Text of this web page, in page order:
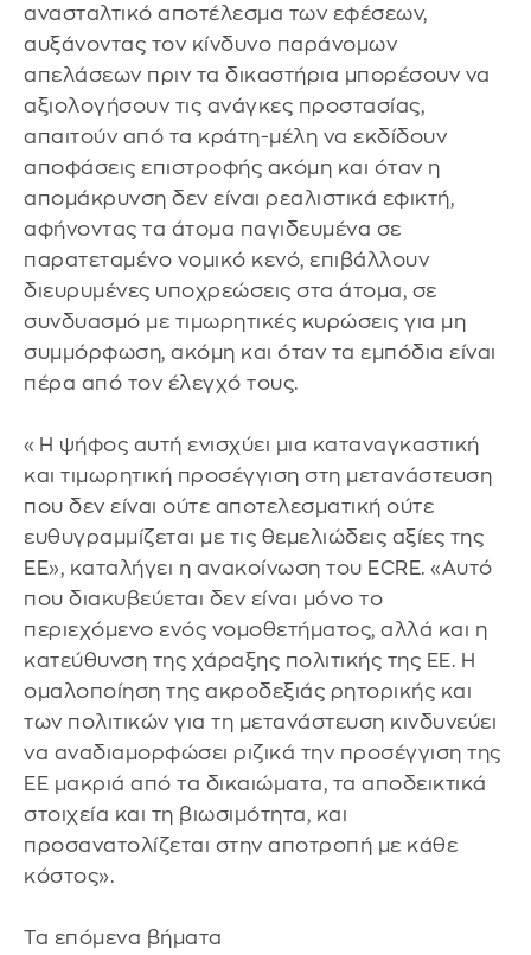
ανασταλτικό αποτέλεσμα των εφέσεων,
αυξάνοντας τον κίνδυνο παράνομων
απελάσεων πριν τα δικαστήρια μπορέσουν να
αξιολογήσουν τις ανάγκες προστασίας,
απαιτούν από τα κράτη-μέλη να εκδίδουν
αποφάσεις επιστροφής ακόμη και όταν η
απομάκρυνση δεν είναι ρεαλιστικά εφικτή,
αφήνοντας τα άτομα παγιδευμένα σε
παρατεταμένο νομικό κενό, επιβάλλουν
διευρυμένες υποχρεώσεις στα άτομα, σε
συνδυασμό με τιμωρητικές κυρώσεις για μη
συμμόρφωση, ακόμη και όταν τα εμπόδια είναι
πέρα ​από τον έλεγχό τους.
«Η ψήφος αυτή ενισχύει μια καταναγκαστική
και τιμωρητική προσέγγιση στη μετανάστευση
που δεν είναι ούτε αποτελεσματική ούτε
ευθυγραμμίζεται με τις θεμελιώδεις αξίες της
ΕΕ», καταλήγει η ανακοίνωση του ECRE. «Αυτό
που διακυβεύεται δεν είναι μόνο το
περιεχόμενο ενός νομοθετήματος, αλλά και η
κατεύθυνση της χάραξης πολιτικής της ΕΕ. Η
ομαλοποίηση της ακροδεξιάς ρητορικής και
των πολιτικών για τη μετανάστευση κινδυνεύει
να αναδιαμορφώσει ριζικά την προσέγγιση της
ΕΕ μακριά από τα δικαιώματα, τα αποδεικτικά
στοιχεία και τη βιωσιμότητα, και
προσανατολίζεται στην αποτροπή με κάθε
κόστος».
Τα επόμενα βήματα